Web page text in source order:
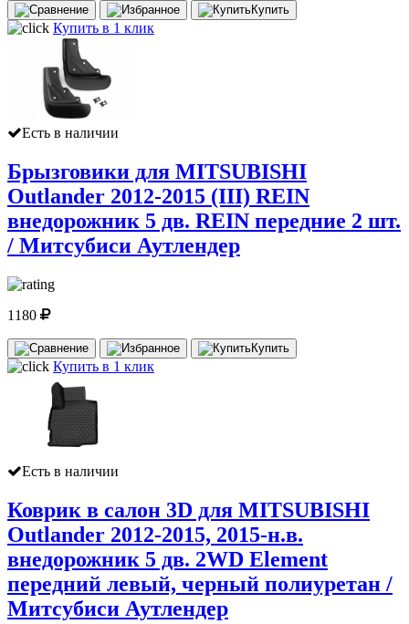
Купить
Купить в 1 клик
Есть в наличии
Брызговики для MITSUBISHI
Outlander 2012-2015 (III) REIN
внедорожник 5 дв. REIN передние 2 шт.
/ Митсубиси Аутлендер
1180
Купить
Купить в 1 клик
Есть в наличии
Коврик в салон 3D для MITSUBISHI
Outlander 2012-2015, 2015-н.в.
внедорожник 5 дв. 2WD Element
передний левый, черный полиуретан /
Митсубиси Аутлендер